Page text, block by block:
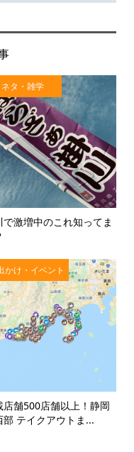
ネタ・雑学
で激増中のこれ知ってま
かけ・イベント
店舗500店舗以上！静岡
部 テイクアウトま...